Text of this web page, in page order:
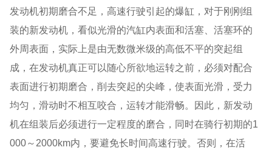
发动机初期磨合不足，高速行驶引起的爆缸，对于刚刚组
装的新发动机，看似光滑的汽缸内表面和活塞、活塞环的
外周表面，实际上是由无数微米级的高低不平的突起组
成，在发动机真正可以随心所欲地运转之前，必须对配合
表面进行初期磨合，削去突起的尖峰，使表面光滑，受力
均匀，滑动时不相互咬合，运转才能滑畅。因此，新发动
机在组装后必须进行一定程度的磨合，同时在骑行初期的1
000～2000km内，要避免长时间高速行驶。否则，在活